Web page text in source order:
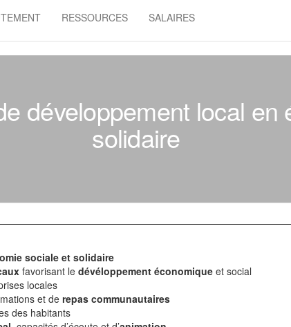
RESSOURCES SALAIRES
développement local en
solidaire
sociale et solidaire
favorisant le dévéloppement économique et social
locales
et derepas communautaires
des habitants